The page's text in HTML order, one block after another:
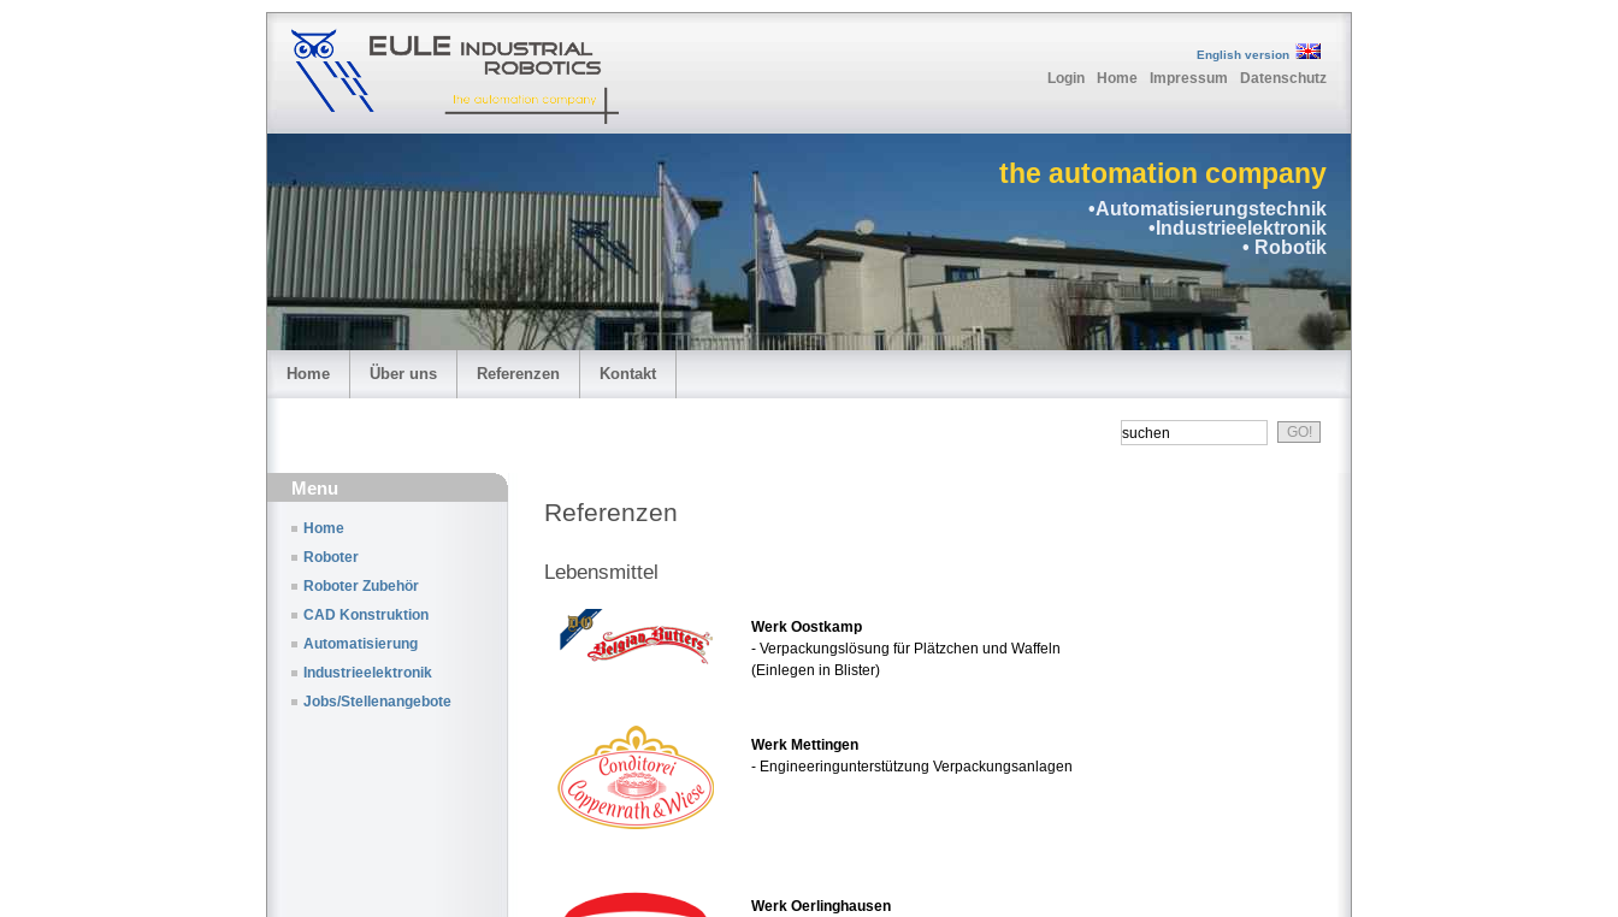
English version
Login Home Impressum Datenschutz
the automation company
•Automatisierungstechnik
•Industrieelektronik
• Robotik
Home Über uns Referenzen Kontakt
Menu
Home
Roboter
Roboter Zubehör
CAD Konstruktion
Automatisierung
Industrieelektronik
Jobs/Stellenangebote
Referenzen
Lebensmittel
Werk Oostkamp
- Verpackungslösung für Plätzchen und Waffeln
(Einlegen in Blister)
Werk Mettingen
- Engineeringunterstützung Verpackungsanlagen
Werk Oerlinghausen